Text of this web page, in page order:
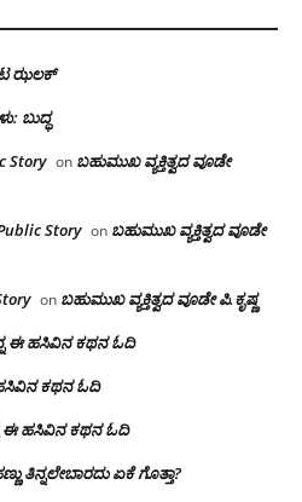
ಝಲಕ್
ಬುದ್ಧ
Story on ಬಹುಮುಖ ವ್ಯಕ್ತಿತ್ವದ ವೂಡೇ
Story on ಬಹುಮುಖ ವ್ಯಕ್ತಿತ್ವದ ವೂಡೇ
on ಬಹುಮುಖ ವ್ಯಕ್ತಿತ್ವದ ವೂಡೇ ಪಿ.ಕೃಷ್ಣ
ಈ ಹಸಿವಿನ ಕಥನ ಓದಿ
ಕಥನ ಓದಿ
ಈ ಹಸಿವಿನ ಕಥನ ಓದಿ
ತಿನ್ನಲೇಬಾರದು ಏಕೆ ಗೊತ್ತಾ?